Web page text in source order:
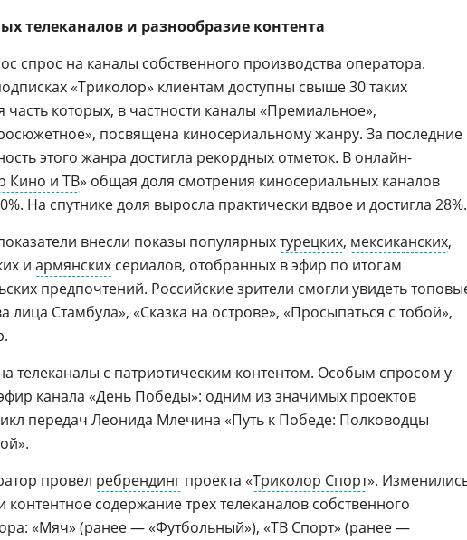
телеканалов и разнообразие контента
спрос на каналы собственного производства оператора.
«Триколор» клиентам доступны свыше 30 таких
часть которых, в частности каналы «Премиальное»,
посвящена киносериальному жанру. За последние
этого жанра достигла рекордных отметок. В онлайн-
Кино и ТВ» общая доля смотрения киносериальных каналов
На спутнике доля выросла практически вдвое и достигла 28%.
внесли показы популярныхтурецких, мексиканских,
и армянских сериалов, отобранных в эфир по итогам
предпочтений. Российские зрители смогли увидеть
лица Стамбула», «Сказка на острове», «Просыпаться с тобой»,
телеканалы с патриотическим контентом. Особым спросом у
канала «День Победы»: одним из значимых проектов
передач Леонида Млечина «Путь к Победе: Полководцы
провел ребрендинг проекта «Триколор Спорт».
контентное содержание трех телеканалов собственного
«Мяч» (ранее — «Футбольный»), «ТВ Спорт» (ранее —